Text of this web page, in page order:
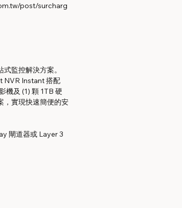
post/surcharg
監控解決方案。
NVR Instant 搭配
機及 (1) 顆 1TB 硬
，實現快速簡便的安
閘道器或 Layer 3